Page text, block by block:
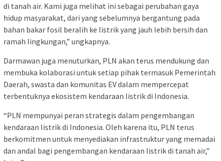
di tanah air. Kami juga melihat ini sebagai perubahan gaya
hidup masyarakat, dari yang sebelumnya bergantung pada
bahan bakar fosil beralih ke listrik yang jauh lebih bersih dan
ramah lingkungan,” ungkapnya.
Darmawan juga menuturkan, PLN akan terus mendukung dan
membuka kolaborasi untuk setiap pihak termasuk Pemerintah
Daerah, swasta dan komunitas EV dalam mempercepat
terbentuknya ekosistem kendaraan listrik di Indonesia.
“PLN mempunyai peran strategis dalam pengembangan
kendaraan listrik di Indonesia. Oleh karena itu, PLN terus
berkomitmen untuk menyediakan infrastruktur yang memadai
dan andal bagi pengembangan kendaraan listrik di tanah air,”